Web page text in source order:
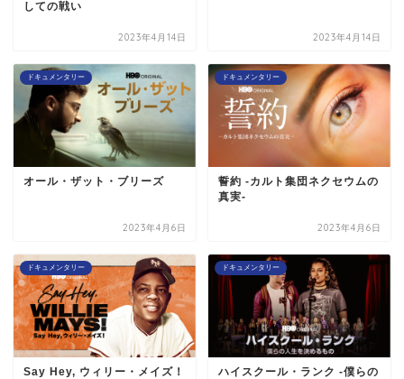
しての戦い
2023年4月14日 2023年4月14日
ドキュメンタリー
オール・ザット・ブリーズ
2023年4月6日
ドキュメンタリー
誓約 -カルト集団ネクセウムの
真実-
2023年4月6日
ドキュメンタリー
Say Hey, ウィリー・メイズ！
ドキュメンタリー
ハイスクール・ランク -僕らの